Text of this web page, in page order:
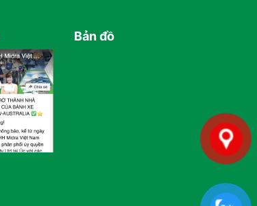
Bản đồ